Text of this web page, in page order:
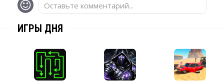
Оставьте комментарий...
ИГРЫ ДНЯ